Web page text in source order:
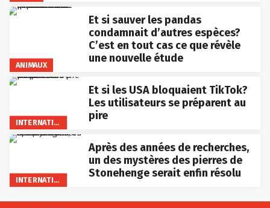
ANIMAUX
Et si sauver les pandas
condamnait d’autres espèces?
C’est en tout cas ce que révèle
une nouvelle étude
INTERNATIONAL
Et si les USA bloquaient TikTok?
Les utilisateurs se préparent au
pire
INTERNATIONAL
Après des années de recherches,
un des mystères des pierres de
Stonehenge serait enfin résolu